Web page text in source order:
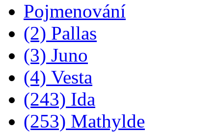
Pojmenování
(2) Pallas
(3) Juno
(4) Vesta
(243) Ida
(253) Mathylde